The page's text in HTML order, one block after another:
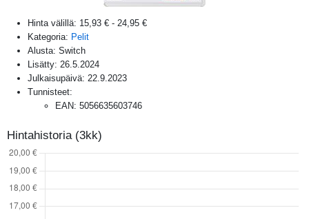
Hinta välillä: 15,93 € - 24,95 €
Kategoria: Pelit
Alusta: Switch
Lisätty: 26.5.2024
Julkaisupäivä: 22.9.2023
Tunnisteet:
EAN: 5056635603746
Hintahistoria (3kk)